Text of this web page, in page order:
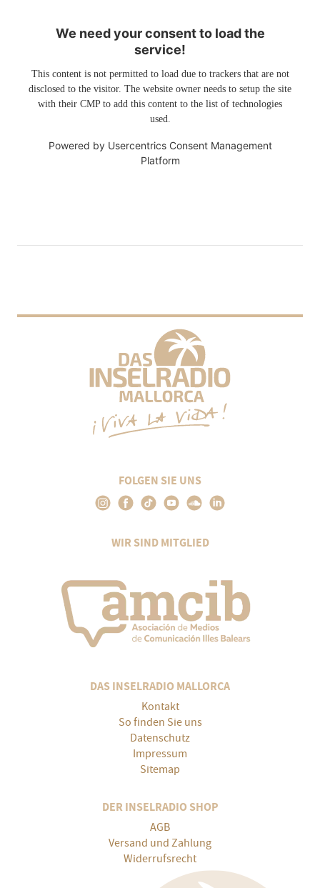
We need your consent to load the
service!
This content is not permitted to load due to trackers that are not
disclosed to the visitor. The website owner needs to setup the site
with their CMP to add this content to the list of technologies
used.
Powered by Usercentrics Consent Management
Platform
FOLGEN SIE UNS
WIR SIND MITGLIED
DAS INSELRADIO MALLORCA
Kontakt
So finden Sie uns
Datenschutz
Impressum
Sitemap
DER INSELRADIO SHOP
AGB
Versand und Zahlung
Widerrufsrecht